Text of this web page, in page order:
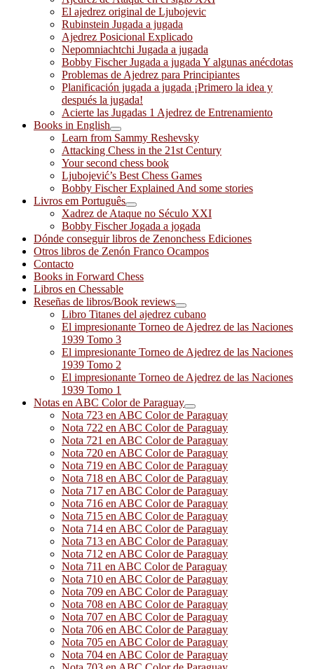
El ajedrez original de Ljubojevic
Rubinstein Jugada a jugada
Ajedrez Posicional Explicado
Nepomniachtchi Jugada a jugada
Bobby Fischer Jugada a jugada Y algunas anécdotas
Problemas de Ajedrez para Principiantes
Planificación jugada a jugada ¡Primero la idea y
después la jugada!
Acierte las Jugadas 1 Ajedrez de Entrenamiento
Books in English
Learn from Sammy Reshevsky
Attacking Chess in the 21st Century
Your second chess book
Ljubojević’s Best Chess Games
Bobby Fischer Explained And some stories
Livros em Português
Xadrez de Ataque no Século XXI
Bobby Fischer Jogada a jogada
Dónde conseguir libros de Zenonchess Ediciones
Otros libros de Zenón Franco Ocampos
Contacto
Books in Forward Chess
Libros en Chessable
Reseñas de libros/Book reviews
Libro Titanes del ajedrez cubano
El impresionante Torneo de Ajedrez de las Naciones
1939 Tomo 3
El impresionante Torneo de Ajedrez de las Naciones
1939 Tomo 2
El impresionante Torneo de Ajedrez de las Naciones
1939 Tomo 1
Notas en ABC Color de Paraguay
Nota 723 en ABC Color de Paraguay
Nota 722 en ABC Color de Paraguay
Nota 721 en ABC Color de Paraguay
Nota 720 en ABC Color de Paraguay
Nota 719 en ABC Color de Paraguay
Nota 718 en ABC Color de Paraguay
Nota 717 en ABC Color de Paraguay
Nota 716 en ABC Color de Paraguay
Nota 715 en ABC Color de Paraguay
Nota 714 en ABC Color de Paraguay
Nota 713 en ABC Color de Paraguay
Nota 712 en ABC Color de Paraguay
Nota 711 en ABC Color de Paraguay
Nota 710 en ABC Color de Paraguay
Nota 709 en ABC Color de Paraguay
Nota 708 en ABC Color de Paraguay
Nota 707 en ABC Color de Paraguay
Nota 706 en ABC Color de Paraguay
Nota 705 en ABC Color de Paraguay
Nota 704 en ABC Color de Paraguay